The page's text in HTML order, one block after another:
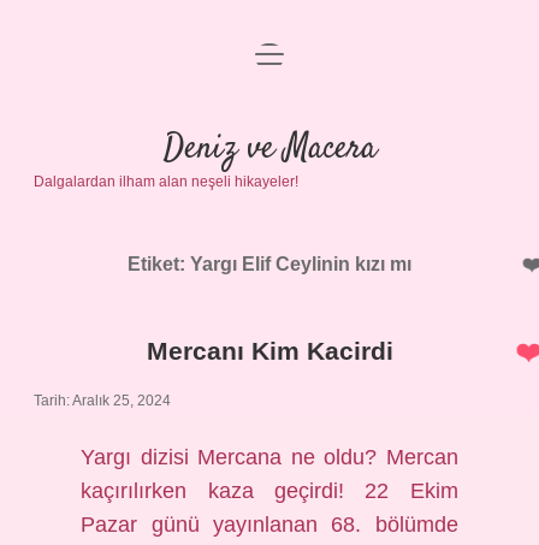
Anasayfa
Gizlilik Politikası
Yasal Uyarı
menüyü
Deniz ve Macera
Dalgalardan ilham alan neşeli hikayeler!
Etiket: Yargı Elif Ceylinin kızı mı
Mercanı Kim Kacirdi
Tarih: Aralık 25, 2024
Yargı dizisi Mercana ne oldu? Mercan
kaçırılırken kaza geçirdi! 22 Ekim
Pazar günü yayınlanan 68. bölümde